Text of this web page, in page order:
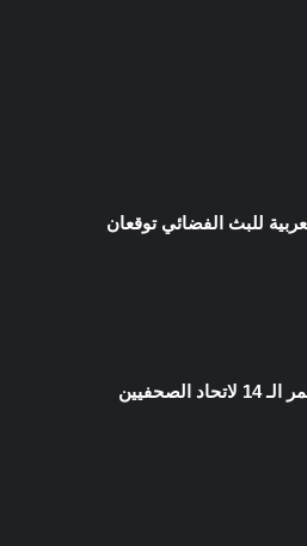
للبث الفضائي توقعان
الجامعة العربية تشارك بالمؤتمر الـ 14 لاتحاد الصحفيين